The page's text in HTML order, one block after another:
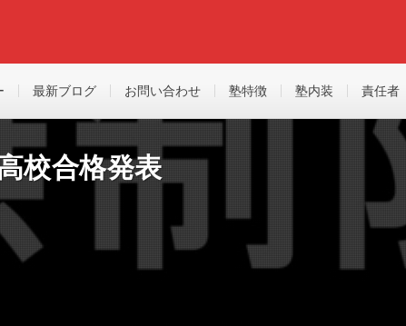
最新ブログ お問い合わせ 塾特徴 塾内装 責任者
校合格発表